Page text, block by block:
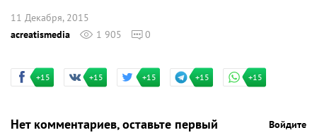
11 Декабря, 2015
acreatismedia
1 905 0
+15 +15 +15 +15 +15
Нет комментариев, оставьте первый Войдите